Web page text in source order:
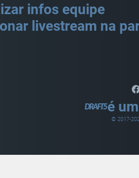
infos equipe
livestream na
é
© 2017-